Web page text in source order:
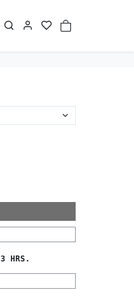
HRS.